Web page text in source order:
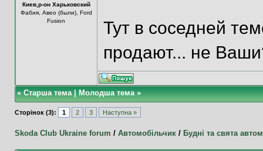
Киев,р-он Харьковский
Фабия, Авео (были), Ford
Fusion
Тут в соседней
продают... не
«Старша тема|Молодша тема»
Сторінок (3): 1 2 3 Наступна »
Skoda Club Ukraine forum / Автомобільчик/ Будні та свята